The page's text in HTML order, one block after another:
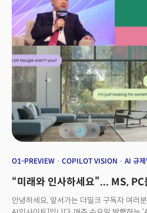
상승 동력(momentum)을 보유하고 있다”
450억달러에서 480억달러를 기록할 것이
O1-PREVIEW COPILOT VISION AI 규제
“미래와 인사하세요”... MS, PC
안녕하세요, 앞서가는 더밀크 구독자 여러